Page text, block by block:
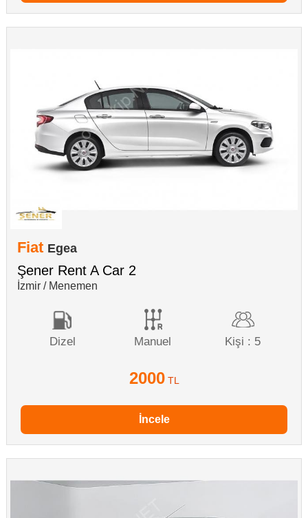
Fiat Egea
Şener Rent A Car 2
İzmir / Menemen
Dizel Manuel Kişi : 5
2000 TL
İncele